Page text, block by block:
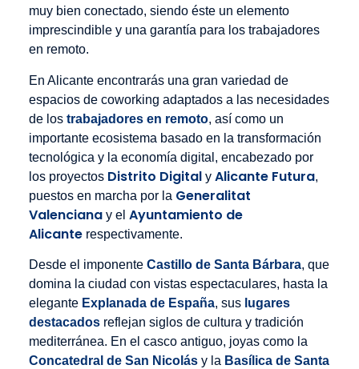
muy bien conectado, siendo éste un elemento
imprescindible y una garantía para los trabajadores
en remoto.
En Alicante encontrarás una gran variedad de
espacios de coworking adaptados a las necesidades
de los trabajadores en remoto, así como un
importante ecosistema basado en la transformación
tecnológica y la economía digital, encabezado por
los proyectos Distrito Digital y Alicante Futura,
puestos en marcha por la Generalitat
Valencianay el Ayuntamiento de
Alicanterespectivamente.
Desde el imponente Castillo de Santa Bárbara, que
domina la ciudad con vistas espectaculares, hasta la
elegante Explanada de España, sus lugares
destacadosreflejan siglos de cultura y tradición
mediterránea. En el casco antiguo, joyas como la
Concatedral de San Nicolásy la Basílica de Santa